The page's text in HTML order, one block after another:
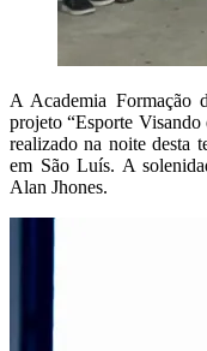
A Academia Formação
projeto“Esporte
realizado na noite desta
em São Luís. A
Alan Jhones.